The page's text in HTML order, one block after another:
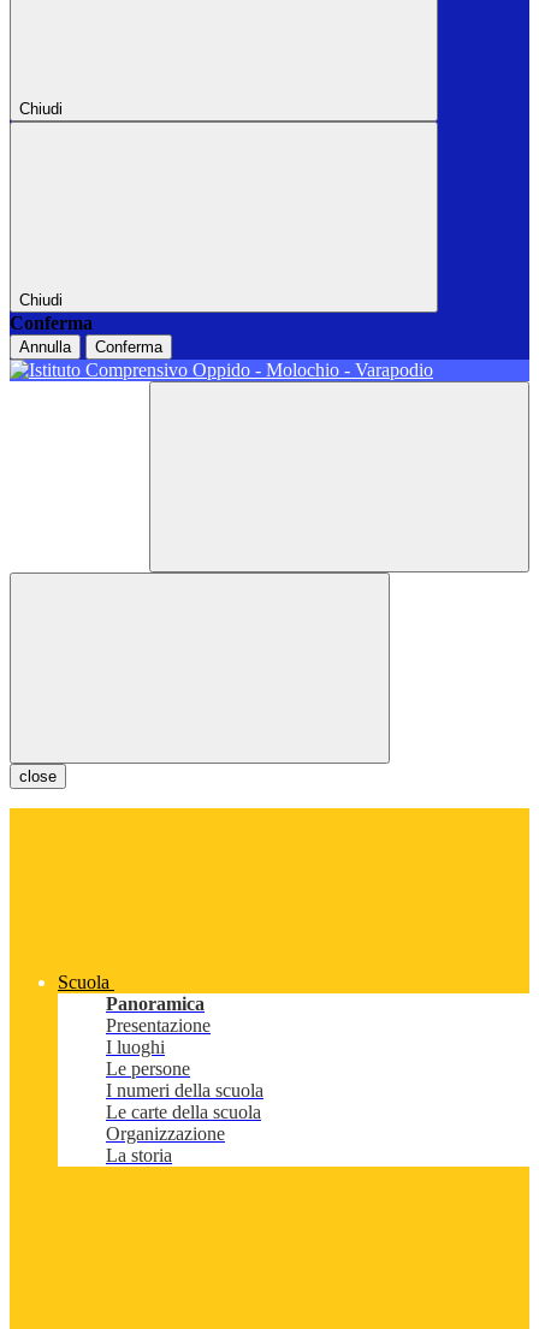
Chiudi
Chiudi
Conferma
Annulla Conferma
close
Scuola
Panoramica
Presentazione
I luoghi
Le persone
I numeri della scuola
Le carte della scuola
Organizzazione
La storia